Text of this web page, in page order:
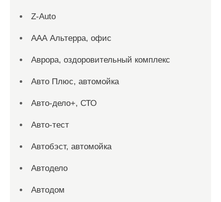
Z-Auto
ААА Альтерра, офис
Аврора, оздоровительный комплекс
Авто Плюс, автомойка
Авто-дело+, СТО
Авто-тест
Автобэст, автомойка
Автодело
Автодом